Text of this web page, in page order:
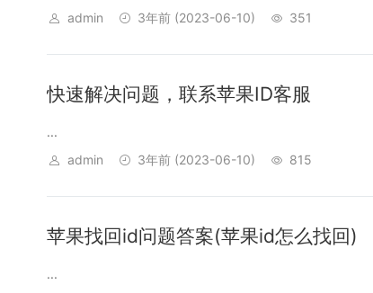
admin
3年前 (2023-06-10) 351
快速解决问题，联系苹果ID客服
...
admin
3年前 (2023-06-10) 815
苹果找回id问题答案(苹果id怎么找回)
...